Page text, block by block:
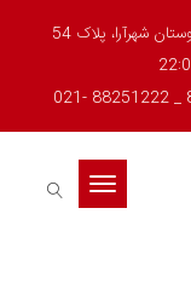
شهرآرا، پلاک 54
Toggle
navigation